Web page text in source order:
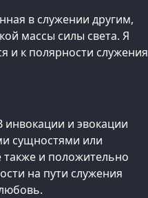
в служении другим,
массы силы света. Я
и к полярности служения
инвокации и эвокации
сущностями или
и положительно
на пути служения